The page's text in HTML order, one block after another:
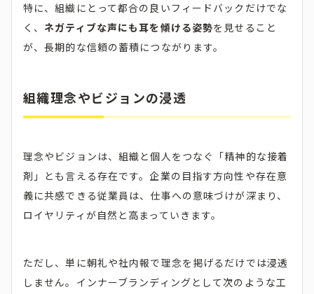
特に、組織にとって都合の良いフィードバックだけでな
く、 ネガティブな声にも耳を傾ける姿勢を見せること
が、長期的な信頼の蓄積につながります。
組織理念やビジョンの浸透
理念やビジョンは、組織と個人をつなぐ「精神的な接着
剤」とも言える存在です。企業の目指す方向性や存在意
義に共感できる従業員は、仕事への意味づけが深まり、
ロイヤリティが自然と高まっていきます。
ただし、単に朝礼や社内報で理念を掲げるだけでは浸透
しません。インナーブランディングとして次のような工